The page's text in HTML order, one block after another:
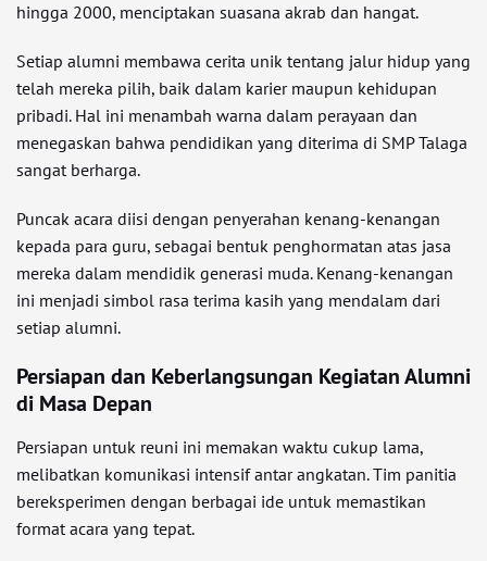
hingga 2000, menciptakan suasana akrab dan hangat.
Setiap alumni membawa cerita unik tentang jalur hidup yang
telah mereka pilih, baik dalam karier maupun kehidupan
pribadi. Hal ini menambah warna dalam perayaan dan
menegaskan bahwa pendidikan yang diterima di SMP Talaga
sangat berharga.
Puncak acara diisi dengan penyerahan kenang-kenangan
kepada para guru, sebagai bentuk penghormatan atas jasa
mereka dalam mendidik generasi muda. Kenang-kenangan
ini menjadi simbol rasa terima kasih yang mendalam dari
setiap alumni.
Persiapan dan Keberlangsungan Kegiatan Alumni
di Masa Depan
Persiapan untuk reuni ini memakan waktu cukup lama,
melibatkan komunikasi intensif antar angkatan. Tim panitia
bereksperimen dengan berbagai ide untuk memastikan
format acara yang tepat.